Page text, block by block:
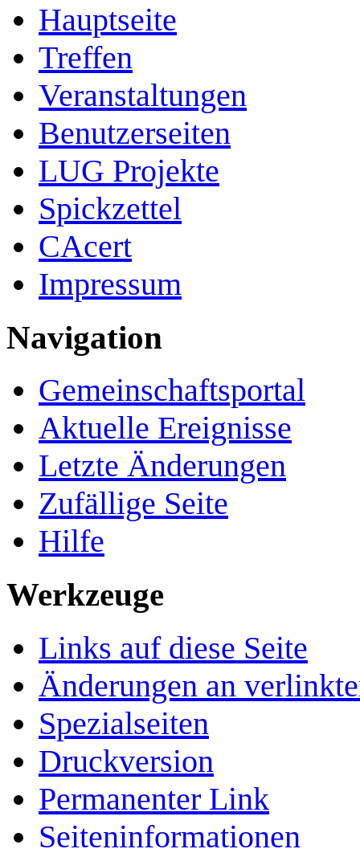
Hauptseite
Treffen
Veranstaltungen
Benutzerseiten
LUG Projekte
Spickzettel
CAcert
Impressum
Navigation
Gemeinschafts­portal
Aktuelle Ereignisse
Letzte Änderungen
Zufällige Seite
Hilfe
Werkzeuge
Links auf diese Seite
Änderungen an
Spezialseiten
Druckversion
Permanenter Link
Seiten­­informationen